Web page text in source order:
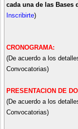
cada una de las Bases
Inscribirte)
CRONOGRAMA:
(De acuerdo a los
Convocatorias)
PRESENTACION DE
(De acuerdo a los
Convocatorias)